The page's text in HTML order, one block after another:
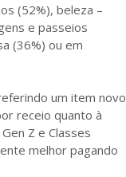
(52%), beleza –
e passeios
(36%) ou em
um item novo
receio quanto à
Z e Classes
melhor pagando